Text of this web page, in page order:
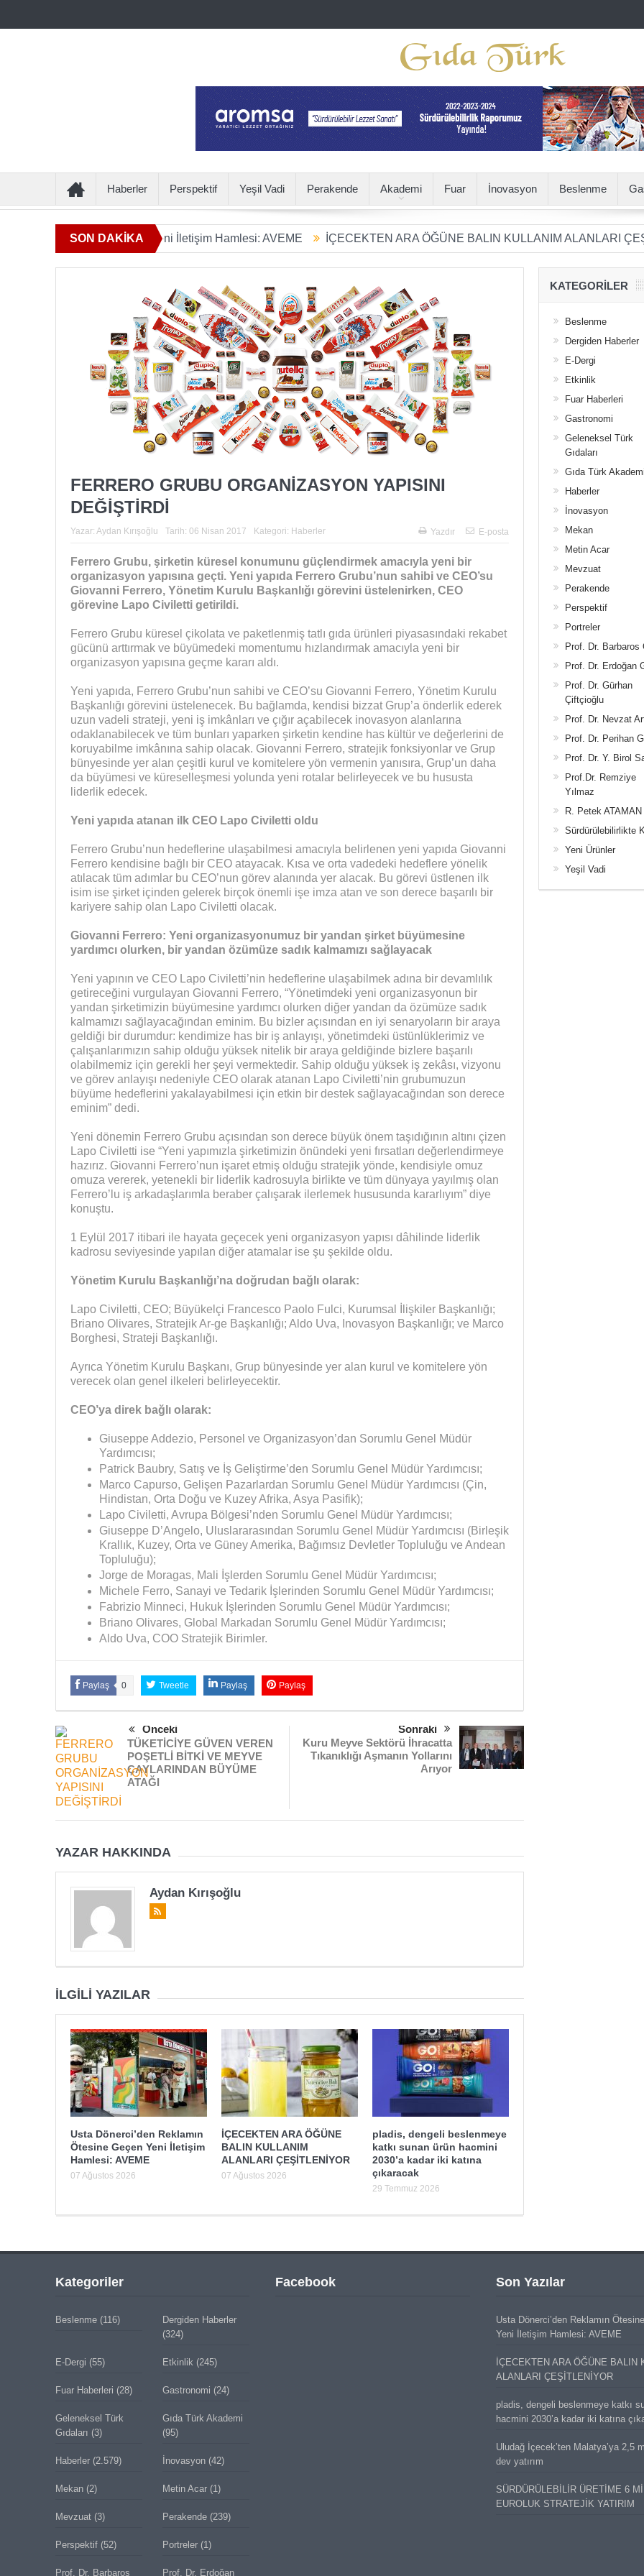
Haberler Perspektif Yeşil Vadi Perakende Akademi Fuar İnovasyon Beslenme
SON DAKİKA
Ötesine Geçen Yeni İletişim Hamlesi: AVEME İÇECEKTEN ARA ÖĞÜNE BALIN KULLANIM ALANLARI
FERRERO GRUBU ORGANİZASYON YAPISINI
DEĞİŞTİRDİ
Yazar: Aydan Kırışoğlu Tarih: 06 Nisan 2017 Kategori: Haberler Yazdır E-posta
Ferrero Grubu, şirketin küresel konumunu güçlendirmek amacıyla yeni bir
organizasyon yapısına geçti. Yeni yapıda Ferrero Grubu’nun sahibi ve CEO’su
Giovanni Ferrero, Yönetim Kurulu Başkanlığı görevini üstelenirken, CEO
görevine Lapo Civiletti getirildi.
Ferrero Grubu küresel çikolata ve paketlenmiş tatlı gıda ürünleri piyasasındaki rekabet
gücünü arttırmak ve büyümedeki momentumu hızlandırmak amacıyla yeni bir
organizasyon yapısına geçme kararı aldı.
Yeni yapıda, Ferrero Grubu’nun sahibi ve CEO’su Giovanni Ferrero, Yönetim Kurulu
Başkanlığı görevini üstelenecek. Bu bağlamda, kendisi bizzat Grup’a önderlik ederek
uzun vadeli strateji, yeni iş imkânları ve çığır açabilecek inovasyon alanlarına
odaklanabilecek ve tüm bunları yaparken şirketin kendine has kültür ve değerlerini de
koruyabilme imkânına sahip olacak. Giovanni Ferrero, stratejik fonksiyonlar ve Grup
bünyesinde yer alan çeşitli kurul ve komitelere yön vermenin yanısıra, Grup’un daha
da büyümesi ve küreselleşmesi yolunda yeni rotalar belirleyecek ve bu hususta
liderlik edecek.
Yeni yapıda atanan ilk CEO Lapo Civiletti oldu
Ferrero Grubu’nun hedeflerine ulaşabilmesi amacıyla belirlenen yeni yapıda Giovanni
Ferrero kendisine bağlı bir CEO atayacak. Kısa ve orta vadedeki hedeflere yönelik
atılacak tüm adımlar bu CEO’nun görev alanında yer alacak. Bu görevi üstlenen ilk
isim ise şirket içinden gelerek birçok önemli işe imza atan ve son derece başarılı bir
kariyere sahip olan Lapo Civiletti olacak.
Giovanni Ferrero: Yeni organizasyonumuz bir yandan şirket büyümesine
yardımcı olurken, bir yandan özümüze sadık kalmamızı sağlayacak
Yeni yapının ve CEO Lapo Civiletti’nin hedeflerine ulaşabilmek adına bir devamlılık
getireceğini vurgulayan Giovanni Ferrero, “Yönetimdeki yeni organizasyonun bir
yandan şirketimizin büyümesine yardımcı olurken diğer yandan da özümüze sadık
kalmamızı sağlayacağından eminim. Bu bizler açısından en iyi senaryoların bir araya
geldiği bir durumdur: kendimize has bir iş anlayışı, yönetimdeki üstünlüklerimiz ve
çalışanlarımızın sahip olduğu yüksek nitelik bir araya geldiğinde bizlere başarılı
olabilmemiz için gerekli her şeyi vermektedir. Sahip olduğu yüksek iş zekâsı, vizyonu
ve görev anlayışı nedeniyle CEO olarak atanan Lapo Civiletti’nin grubumuzun
büyüme hedeflerini yakalayabilmesi için etkin bir destek sağlayacağından son derece
eminim” dedi.
Yeni dönemin Ferrero Grubu açısından son derece büyük önem taşıdığının altını çizen
Lapo Civiletti ise “Yeni yapımızla şirketimizin önündeki yeni fırsatları değerlendirmeye
hazırız. Giovanni Ferrero’nun işaret etmiş olduğu stratejik yönde, kendisiyle omuz
omuza vererek, yetenekli bir liderlik kadrosuyla birlikte ve tüm dünyaya yayılmış olan
Ferrero’lu iş arkadaşlarımla beraber çalışarak ilerlemek hususunda kararlıyım” diye
konuştu.
1 Eylül 2017 itibari ile hayata geçecek yeni organizasyon yapısı dâhilinde liderlik
kadrosu seviyesinde yapılan diğer atamalar ise şu şekilde oldu.
Yönetim Kurulu Başkanlığı’na doğrudan bağlı olarak:
Lapo Civiletti, CEO; Büyükelçi Francesco Paolo Fulci, Kurumsal İlişkiler Başkanlığı;
Briano Olivares, Stratejik Ar-ge Başkanlığı; Aldo Uva, Inovasyon Başkanlığı; ve Marco
Borghesi, Strateji Başkanlığı.
Ayrıca Yönetim Kurulu Başkanı, Grup bünyesinde yer alan kurul ve komitelere yön
verecek olan genel ilkeleri belirleyecektir.
CEO’ya direk bağlı olarak:
Giuseppe Addezio, Personel ve Organizasyon’dan Sorumlu Genel Müdür
Yardımcısı;
Patrick Baubry, Satış ve İş Geliştirme’den Sorumlu Genel Müdür Yardımcısı;
Marco Capurso, Gelişen Pazarlardan Sorumlu Genel Müdür Yardımcısı (Çin,
Hindistan, Orta Doğu ve Kuzey Afrika, Asya Pasifik);
Lapo Civiletti, Avrupa Bölgesi’nden Sorumlu Genel Müdür Yardımcısı;
Giuseppe D’Angelo, Uluslararasından Sorumlu Genel Müdür Yardımcısı (Birleşik
Krallık, Kuzey, Orta ve Güney Amerika, Bağımsız Devletler Topluluğu ve Andean
Topluluğu);
Jorge de Moragas, Mali İşlerden Sorumlu Genel Müdür Yardımcısı;
Michele Ferro, Sanayi ve Tedarik İşlerinden Sorumlu Genel Müdür Yardımcısı;
Fabrizio Minneci, Hukuk İşlerinden Sorumlu Genel Müdür Yardımcısı;
Briano Olivares, Global Markadan Sorumlu Genel Müdür Yardımcısı;
Aldo Uva, COO Stratejik Birimler.
Paylaş 0 Tweetle Paylaş Paylaş
Önceki
TÜKETİCİYE GÜVEN VEREN
POŞETLİ BİTKİ VE MEYVE
ÇAYLARINDAN BÜYÜME
ATAĞI
Sonraki
Kuru Meyve Sektörü İhracatta
Tıkanıklığı Aşmanın Yollarını
Arıyor
YAZAR HAKKINDA
Aydan Kırışoğlu
İLGILI YAZILAR
Usta Dönerci’den Reklamın
Ötesine Geçen Yeni İletişim
Hamlesi: AVEME
07 Ağustos 2026
İÇECEKTEN ARA ÖĞÜNE
BALIN KULLANIM
ALANLARI ÇEŞİTLENİYOR
07 Ağustos 2026
pladis, dengeli beslenmeye
katkı sunan ürün hacmini
2030’a kadar iki katına
çıkaracak
29 Temmuz 2026
KATEGORILER
Beslenme
Dergiden Haberler
E-Dergi
Etkinlik
Fuar Haberleri
Gastronomi
Geleneksel Türk
Gıdaları
Gıda Türk Akademi
Haberler
İnovasyon
Mekan
Metin Acar
Mevzuat
Perakende
Perspektif
Portreler
Prof. Dr. Barbaros
Prof. Dr. Erdoğan
Prof. Dr. Gürhan
Çiftçioğlu
Prof. Dr. Nevzat
Prof. Dr. Perihan
Prof. Dr. Y. Birol
Prof.Dr. Remziye
Yılmaz
R. Petek ATAMAN
Sürdürülebilirlikte
Yeni Ürünler
Yeşil Vadi
Kategoriler
Beslenme(116)
Dergiden Haberler
(324)
E-Dergi (55) Etkinlik (245)
Fuar Haberleri (28) Gastronomi (24)
Geleneksel Türk
Gıdaları (3)
Gıda Türk Akademi
(95)
Haberler(2.579) İnovasyon(42)
Mekan(2) Metin Acar(1)
Mevzuat(3) Perakende(239)
Perspektif(52) Portreler(1)
Prof. Dr. Barbaros Prof. Dr. Erdoğan
Facebook Son Yazılar
Usta Dönerci’den Reklamın
Yeni İletişim Hamlesi: AVEME
İÇECEKTEN ARA ÖĞÜNE BALIN
ALANLARI ÇEŞİTLENİYOR
pladis, dengeli beslenmeye katkı
hacmini 2030’a kadar iki katına
Uludağ İçecek’ten Malatya’ya 2,5
dev yatırım
SÜRDÜRÜLEBİLİR ÜRETİME 6
EUROLUK STRATEJİK YATIRIM